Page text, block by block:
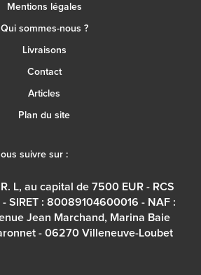
Mentions légales
Qui sommes-nous ?
Livraisons
Contact
Articles
Plan du site
suivre sur :
L, au capital de 7500 EUR - RCS
SIRET : 80089104600016 - NAF :
Jean Marchand, Marina Baie
- 06270 Villeneuve-Loubet